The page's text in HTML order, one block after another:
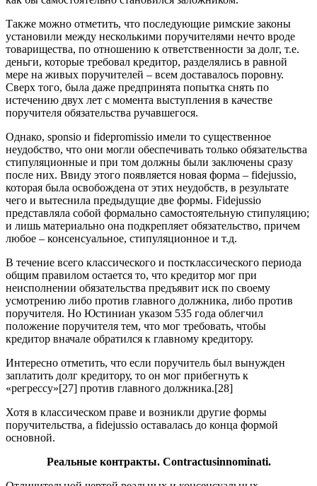
Также можно отметить, что последующие римские законы
установили между несколькими поручителями нечто вроде
товарищества, по отношению к ответственности за долг, т.е.
деньги, которые требовал кредитор, разделялись в равной
мере на живых поручителей – всем доставалось поровну.
Сверх того, была даже предпринята попытка снять по
истечению двух лет с момента выступления в качестве
поручителя обязательства ручавшегося.
Однако, sponsio и fidepromissio имели то существенное
неудобство, что они могли обеспечивать только обязательства
стипуляционные и при том должны были заключены сразу
после них. Ввиду этого появляется новая форма – fidejussio,
которая была освобождена от этих неудобств, в результате
чего и вытеснила предыдущие две формы. Fidejussio
представляла собой формально самостоятельную стипуляцию;
и лишь материально она подкрепляет обязательство, причем
любое – консенсуальное, стипуляционное и т.д.
В течение всего классического и постклассического периода
общим правилом остается то, что кредитор мог при
неисполнении обязательства предъявит иск по своему
усмотрению либо против главного должника, либо против
поручителя. Но Юстиниан указом 535 года облегчил
положение поручителя тем, что мог требовать, чтобы
кредитор вначале обратился к главному кредитору.
Интересно отметить, что если поручитель был вынужден
заплатить долг кредитору, то он мог прибегнуть к
«регрессу»[27] против главного должника.[28]
Хотя в классическом праве и возникли другие формы
поручительства, а fidejussio оставалась до конца формой
основной.
Реальные контракты. Contractusinnominati.